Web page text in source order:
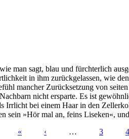
man sagt, blau und fürchterlich
in ihm zurückgelassen, wie
mancher Zurücksetzung von
nicht ersparte. Es ist
Irrlicht bei einem Haar in den
sein »Hör mal an, feins Liseken«,
« ‹ … 3 4